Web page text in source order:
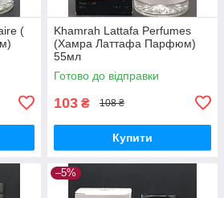
(
Khamrah Lattafa Perfumes
(Хамра Латтафа Парфюм)
55мл
Готово до відправки
103 ₴ 108 ₴
Купити
–5%